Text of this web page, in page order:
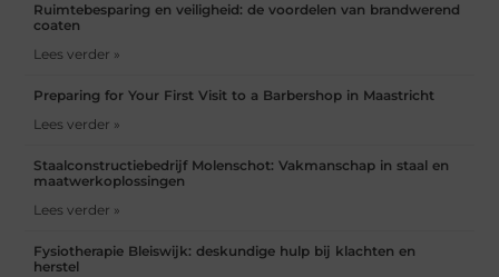
Ruimtebesparing en veiligheid: de voordelen van brandwerend
coaten
Lees verder »
Preparing for Your First Visit to a Barbershop in Maastricht
Lees verder »
Staalconstructiebedrijf Molenschot: Vakmanschap in staal en
maatwerkoplossingen
Lees verder »
Fysiotherapie Bleiswijk: deskundige hulp bij klachten en
herstel